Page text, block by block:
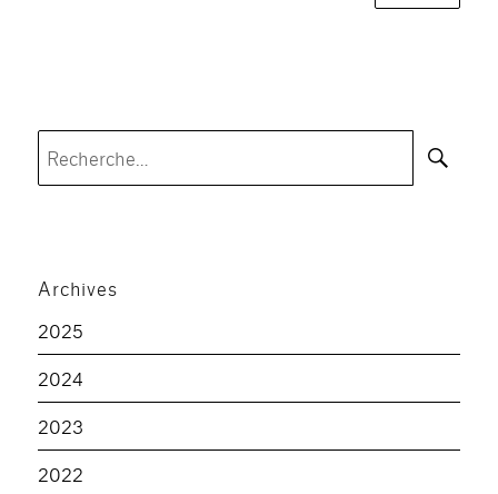
Archives
2025
2024
2023
2022